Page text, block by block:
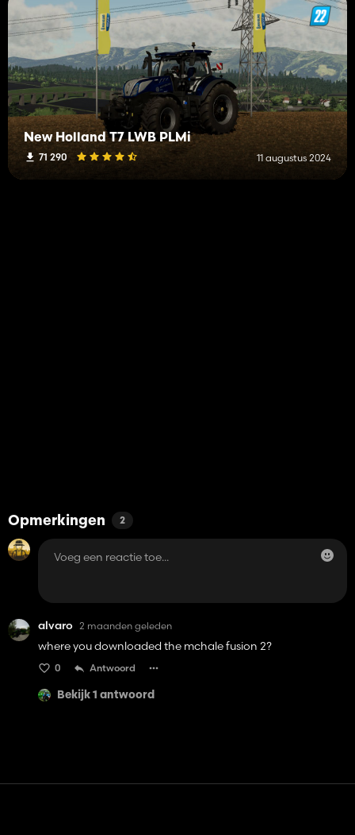
New Holland T7 LWB PLMi
71 290 11 augustus 2024
Opmerkingen 2
alvaro 2 maanden geleden
where you downloaded the mchale fusion 2?
0 Antwoord
Bekijk 1 antwoord